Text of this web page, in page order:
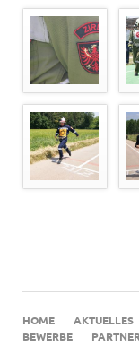
NAVIGATION
ÜBERSPRINGEN
HOME AKTUELLES
BEWERBE